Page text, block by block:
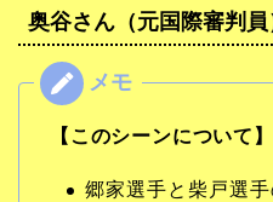
奥谷さん（元国際審判
【このシーンについて】
郷家選手と柴戸選